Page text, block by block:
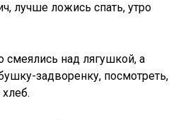
лучше ложись спать, утро
смеялись над лягушкой, а
задворенку, посмотреть,